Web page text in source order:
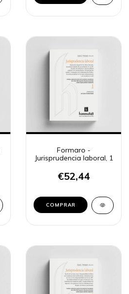
Formaro -
Jurisprudencia laboral, 1
€52,44
COMPRAR